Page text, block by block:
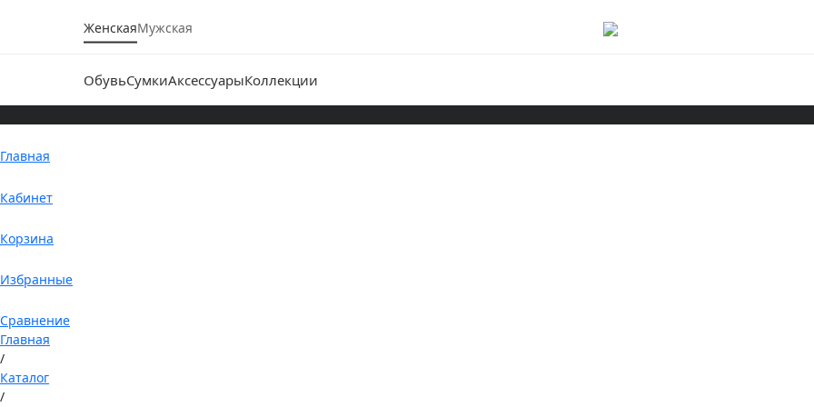
ЖенскаяМужская
ОбувьСумкиАксессуарыКоллекции
Главная
Кабинет
Корзина
Избранные
Сравнение
Главная
/
Каталог
/